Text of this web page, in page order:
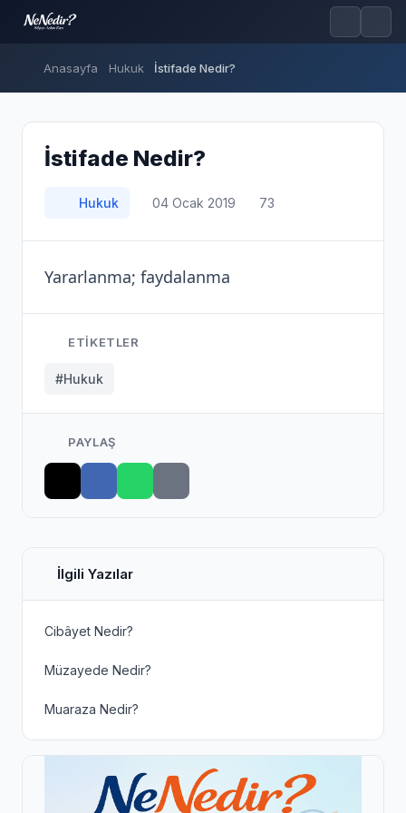
Anasayfa Hukuk İstifade Nedir?
İstifade Nedir?
Hukuk 04 Ocak 2019 73
Yararlanma; faydalanma
ETIKETLER
#Hukuk
PAYLAŞ
İlgili Yazılar
Cibâyet Nedir?
Müzayede Nedir?
Muaraza Nedir?